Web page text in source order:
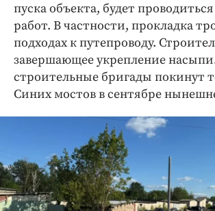
пуска объекта, будет
работ. В частности, прокладка
подходах к путепроводу.
завершающее укрепление
строительные бригады покинут
Синих мостов в сентябре